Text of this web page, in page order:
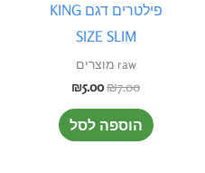
פילטרים דגם KING
SIZE SLIM
raw מוצרים
₪7.00
₪5.00
הוספה לסל